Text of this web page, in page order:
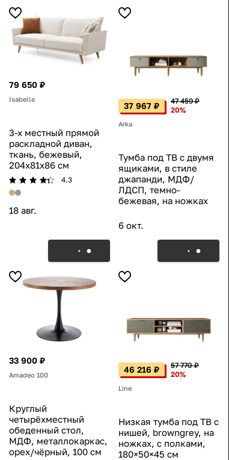
79 650 ₽
Isabelle
3-х местный прямой
раскладной диван,
ткань, бежевый,
204x81x86 см
4.3
18 авг.
37 967 ₽
47 459 ₽
20%
Arka
Тумба под ТВ с двумя
ящиками, в стиле
джапанди, МДФ/
ЛДСП, темно-
бежевая, на ножках
6 окт.
33 900 ₽
Amadeo 100
Круглый
четырёхместный
обеденный стол,
МДФ, металлокаркас,
орех/чёрный, 100 см
46 216 ₽
57 770 ₽
20%
Line
Низкая тумба под ТВ с
нишей, browngrey, на
ножках, с полками,
180×50×45 см